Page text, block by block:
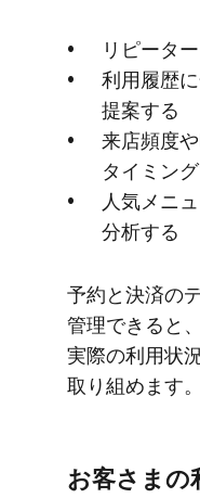
リピータ
利用履歴
提案する
来店頻度
タイミン
人気メニ
分析する
予約と​決済の​
管理できると
実際の​利用状
取り組めます。
お客さまの​